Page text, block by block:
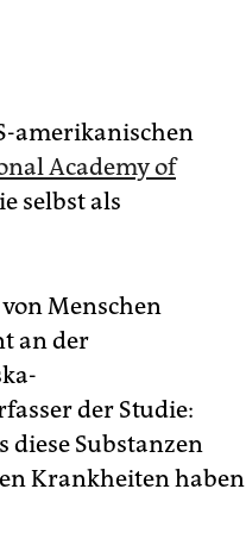
amerikanischen
Academy of
selbst als
Menschen
an der
der Studie:
diese Substanzen
Krankheiten haben